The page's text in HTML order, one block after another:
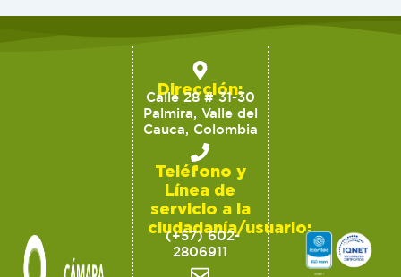
Dirección:
Calle 28 # 31-30
Palmira, Valle del
Cauca, Colombia
Teléfono y
Línea de
servicio a la
ciudadanía/usuario:
(+57) 602-
2806911